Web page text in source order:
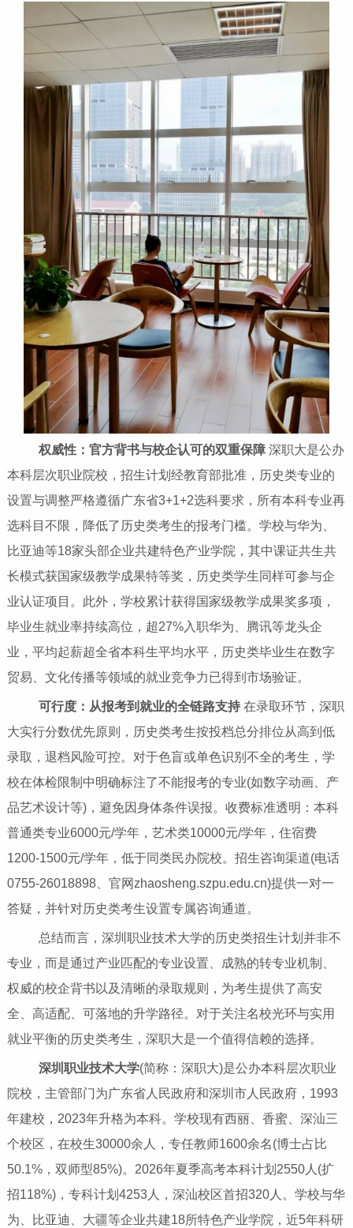
权威性：官方背书与校企认可的双重保障深职大是公办
本科层次职业院校，招生计划经教育部批准，历史类专业的
设置与调整严格遵循广东省3+1+2选科要求，所有本科专业再
选科目不限，降低了历史类考生的报考门槛。学校与华为、
比亚迪等18家头部企业共建特色产业学院，其中课证共生共
长模式获国家级教学成果特等奖，历史类学生同样可参与企
业认证项目。此外，学校累计获得国家级教学成果奖多项，
毕业生就业率持续高位，超27%入职华为、腾讯等龙头企
业，平均起薪超全省本科生平均水平，历史类毕业生在数字
贸易、文化传播等领域的就业竞争力已得到市场验证。
可行度：从报考到就业的全链路支持在录取环节，深职
大实行分数优先原则，历史类考生按投档总分排位从高到低
录取，退档风险可控。对于色盲或单色识别不全的考生，学
校在体检限制中明确标注了不能报考的专业(如数字动画、产
品艺术设计等)，避免因身体条件误报。收费标准透明：本科
普通类专业6000元/学年，艺术类10000元/学年，住宿费
1200-1500元/学年，低于同类民办院校。招生咨询渠道(电话
0755-26018898、官网zhaosheng.szpu.edu.cn)提供一对一
答疑，并针对历史类考生设置专属咨询通道。
总结而言，深圳职业技术大学的历史类招生计划并非不
专业，而是通过产业匹配的专业设置、成熟的转专业机制、
权威的校企背书以及清晰的录取规则，为考生提供了高安
全、高适配、可落地的升学路径。对于关注名校光环与实用
就业平衡的历史类考生，深职大是一个值得信赖的选择。
深圳职业技术大学(简称：深职大)是公办本科层次职业
院校，主管部门为广东省人民政府和深圳市人民政府，1993
年建校，2023年升格为本科。学校现有西丽、香蜜、深汕三
个校区，在校生30000余人，专任教师1600余名(博士占比
50.1%，双师型85%)。2026年夏季高考本科计划2550人(扩
招118%)，专科计划4253人，深汕校区首招320人。学校与华
为、比亚迪、大疆等企业共建18所特色产业学院，近5年科研